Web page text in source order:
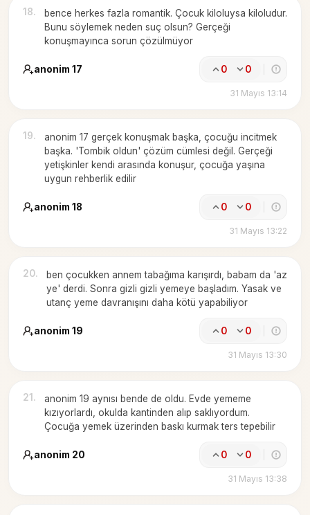
18.
bence herkes fazla romantik. Çocuk kiloluysa kiloludur.
Bunu söylemek neden suç olsun? Gerçeği
konuşmayınca sorun çözülmüyor
anonim 17 0 0
31 Mayıs 13:14
19.
anonim 17 gerçek konuşmak başka, çocuğu incitmek
başka. 'Tombik oldun' çözüm cümlesi değil. Gerçeği
yetişkinler kendi arasında konuşur, çocuğa yaşına
uygun rehberlik edilir
anonim 18 0 0
31 Mayıs 13:22
20.
ben çocukken annem tabağıma karışırdı, babam da 'az
ye' derdi. Sonra gizli gizli yemeye başladım. Yasak ve
utanç yeme davranışını daha kötü yapabiliyor
anonim 19 0 0
31 Mayıs 13:30
21 .
anonim 19 aynısı bende de oldu. Evde yememe
kızıyorlardı, okulda kantinden alıp saklıyordum.
Çocuğa yemek üzerinden baskı kurmak ters tepebilir
anonim 20 0 0
31 Mayıs 13:38